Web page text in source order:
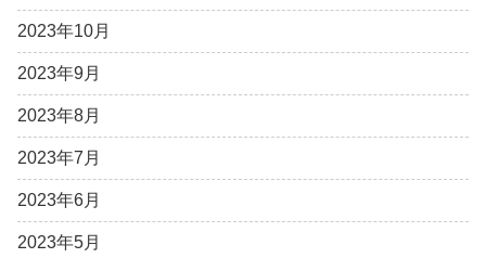
2023年10月
2023年9月
2023年8月
2023年7月
2023年6月
2023年5月